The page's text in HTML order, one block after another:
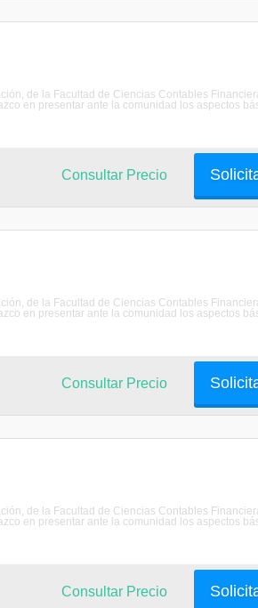
de la Facultad de Ciencias Contables
en presentar ante la comunidad los aspectos
Consultar Precio
de la Facultad de Ciencias Contables
en presentar ante la comunidad los aspectos
Consultar Precio
de la Facultad de Ciencias Contables
en presentar ante la comunidad los aspectos
Consultar Precio